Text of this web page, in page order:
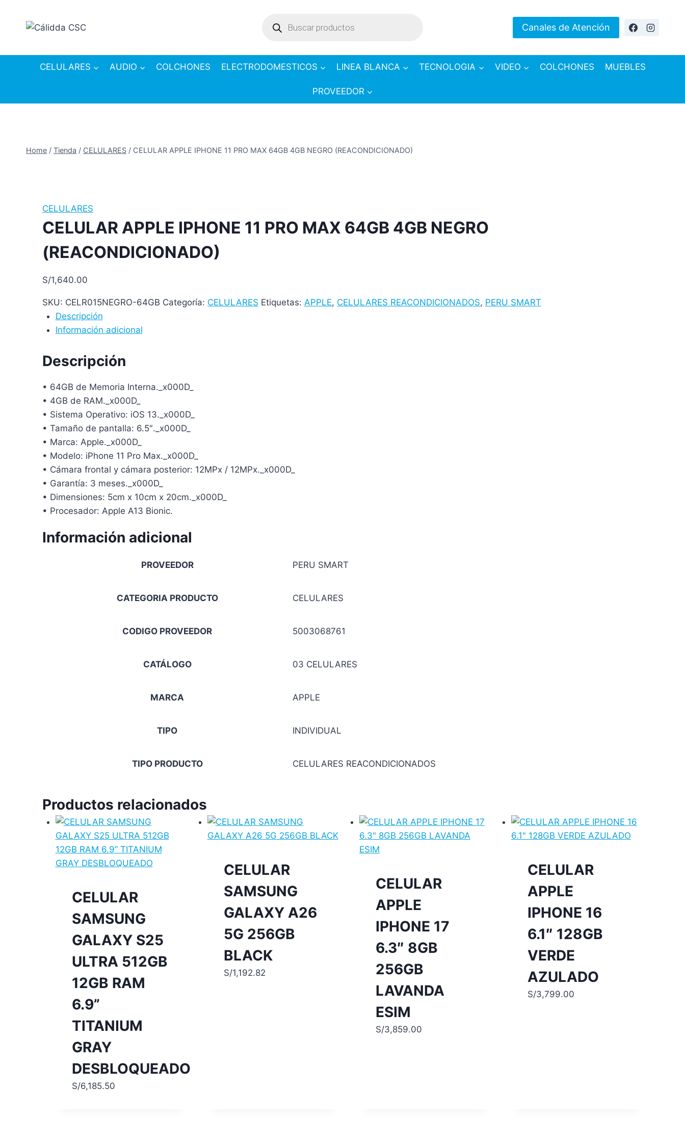
search
Canales de Atención
CELULARES AUDIO COLCHONES ELECTRODOMESTICOS LINEA BLANCA TECNOLOGIA VIDEO COLCHONES MUEBLES
PROVEEDOR
Home / Tienda / CELULARES / CELULAR APPLE IPHONE 11 PRO MAX 64GB 4GB NEGRO (REACONDICIONADO)
CELULARES
CELULAR APPLE IPHONE 11 PRO MAX 64GB 4GB NEGRO
(REACONDICIONADO)
S/1,640.00
SKU: CELR015NEGRO-64GB Categoría: CELULARES Etiquetas: APPLE, CELULARES REACONDICIONADOS, PERU SMART
Descripción
Información adicional
Descripción
• 64GB de Memoria Interna._x000D_
• 4GB de RAM._x000D_
• Sistema Operativo: iOS 13._x000D_
• Tamaño de pantalla: 6.5″._x000D_
• Marca: Apple._x000D_
• Modelo: iPhone 11 Pro Max._x000D_
• Cámara frontal y cámara posterior: 12MPx / 12MPx._x000D_
• Garantía: 3 meses._x000D_
• Dimensiones: 5cm x 10cm x 20cm._x000D_
• Procesador: Apple A13 Bionic.
Información adicional
PROVEEDOR PERU SMART
CATEGORIA PRODUCTO CELULARES
CODIGO PROVEEDOR 5003068761
CATÁLOGO 03 CELULARES
MARCA APPLE
TIPO INDIVIDUAL
TIPO PRODUCTO CELULARES REACONDICIONADOS
Productos relacionados
CELULAR
SAMSUNG
GALAXY S25
ULTRA 512GB
12GB RAM
6.9”
TITANIUM
GRAY
DESBLOQUEADO
S/6,185.50
CELULAR
SAMSUNG
GALAXY A26
5G 256GB
BLACK
S/1,192.82
CELULAR
APPLE
IPHONE 17
6.3″ 8GB
256GB
LAVANDA
ESIM
S/3,859.00
CELULAR
APPLE
IPHONE 16
6.1″ 128GB
VERDE
AZULADO
S/3,799.00